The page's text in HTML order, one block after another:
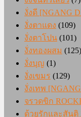
งั่งดี [NGANG
งั่งตาแดง (109)
งั่งตาโปน (101)
งั่งทองผสม (125)
งั่งบุญ (1)
งั่งเขมร (129)
งั่งเทพ
จรวดขิก
ด้วยรักและสันติ